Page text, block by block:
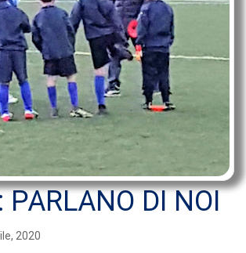
PARLANO DI NOI
2020